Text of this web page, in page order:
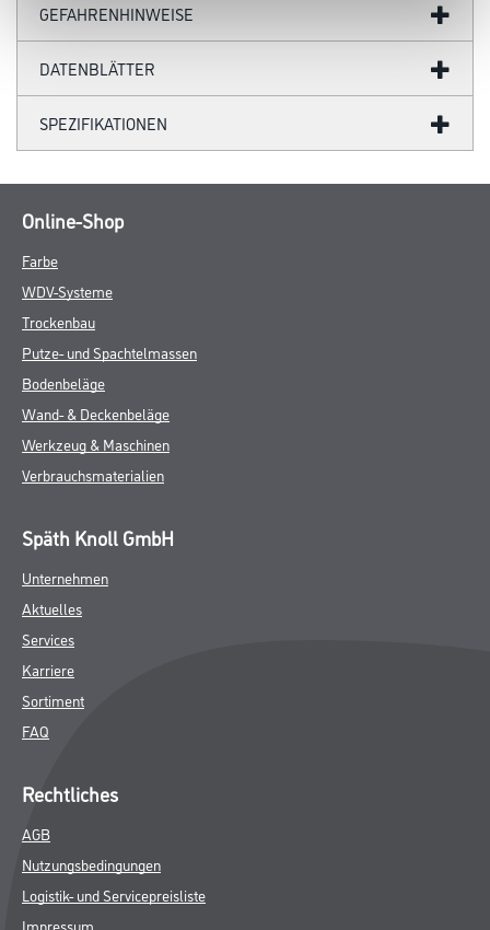
GEFAHRENHINWEISE
DATENBLÄTTER
SPEZIFIKATIONEN
Online-Shop
Farbe
WDV-Systeme
Trockenbau
Putze- und Spachtelmassen
Bodenbeläge
Wand- & Deckenbeläge
Werkzeug & Maschinen
Verbrauchsmaterialien
Späth Knoll GmbH
Unternehmen
Aktuelles
Services
Karriere
Sortiment
FAQ
Rechtliches
AGB
Nutzungsbedingungen
Logistik- und Servicepreisliste
Impressum